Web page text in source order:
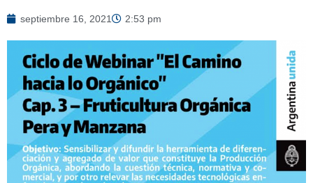
septiembre 16, 2021 2:53 pm